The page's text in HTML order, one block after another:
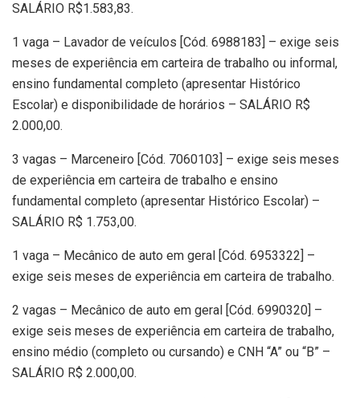
SALÁRIO R$1.583,83.
1 vaga – Lavador de veículos [Cód. 6988183] – exige seis
meses de experiência em carteira de trabalho ou informal,
ensino fundamental completo (apresentar Histórico
Escolar) e disponibilidade de horários – SALÁRIO R$
2.000,00.
3 vagas – Marceneiro [Cód. 7060103] – exige seis meses
de experiência em carteira de trabalho e ensino
fundamental completo (apresentar Histórico Escolar) –
SALÁRIO R$ 1.753,00.
1 vaga – Mecânico de auto em geral [Cód. 6953322] –
exige seis meses de experiência em carteira de trabalho.
2 vagas – Mecânico de auto em geral [Cód. 6990320] –
exige seis meses de experiência em carteira de trabalho,
ensino médio (completo ou cursando) e CNH “A” ou “B” –
SALÁRIO R$ 2.000,00.